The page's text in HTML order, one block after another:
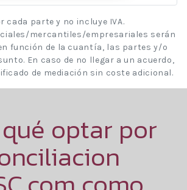
cada parte y no incluye IVA.
mercantiles/empresariales serán
función de la cuantía, las partes y/o
En caso de no llegar a un acuerdo,
de mediación sin coste adicional.
optar por